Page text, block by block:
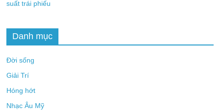
suất trái phiếu
Danh mục
Đời sống
Giải Trí
Hóng hớt
Nhạc Âu Mỹ